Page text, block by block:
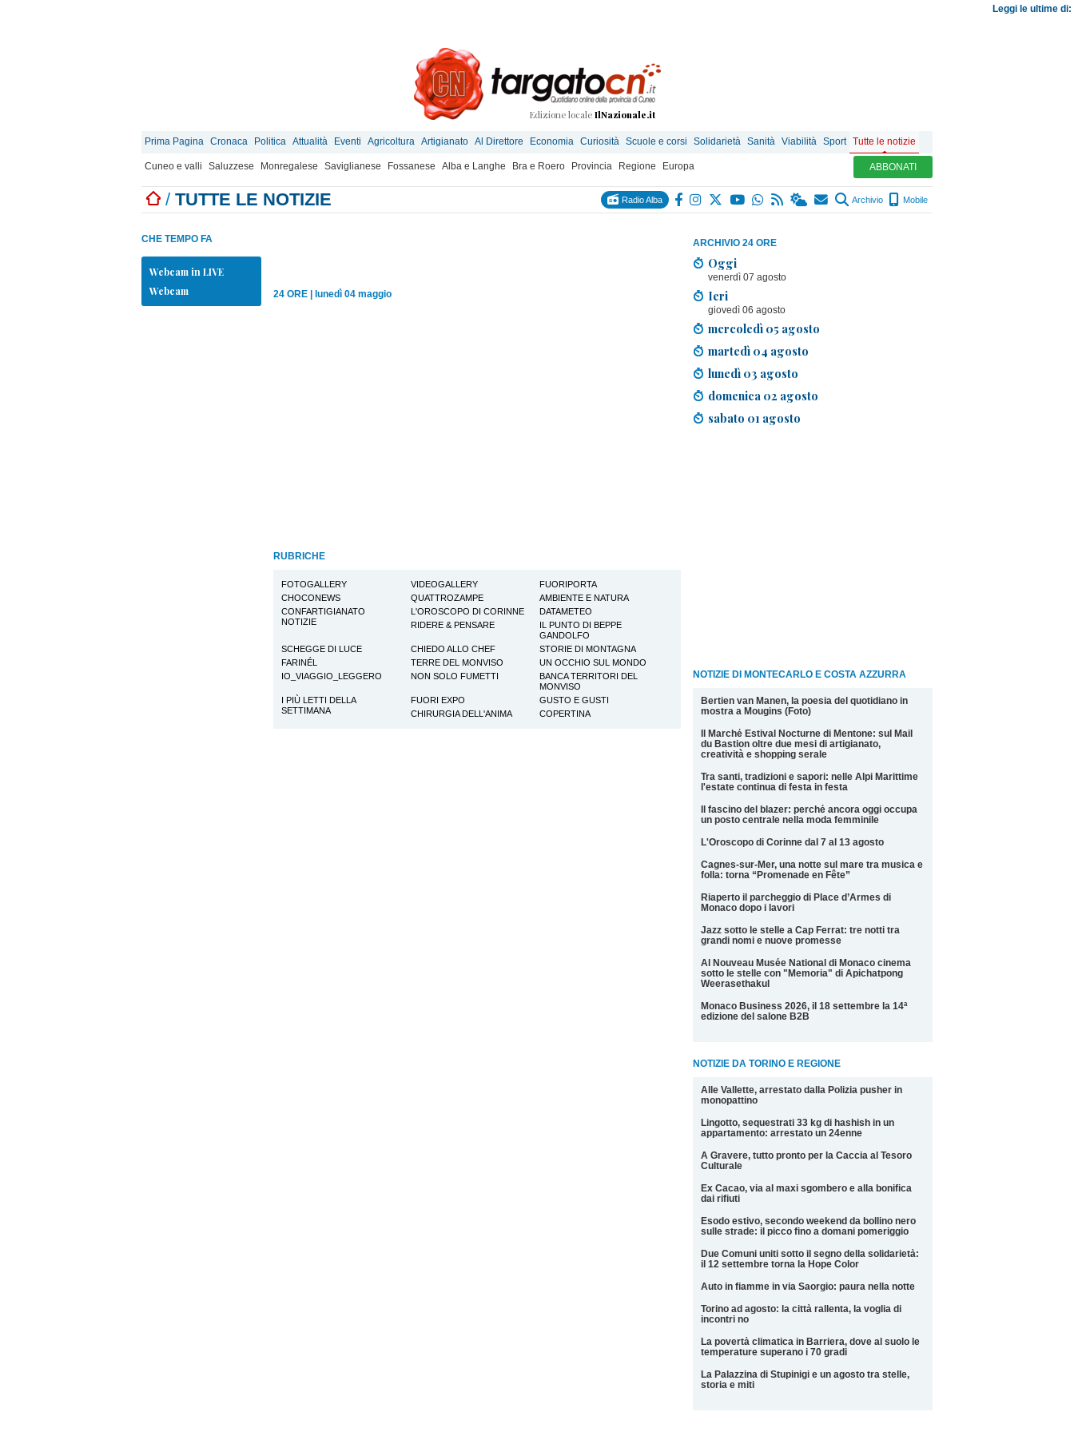
Leggi le ultime di:
Edizione locale IlNazionale.it
Prima Pagina Cronaca Politica Attualità Eventi Agricoltura Artigianato Al Direttore Economia Curiosità Scuole e corsi Solidarietà Sanità Viabilità Sport Tutte le notizie
Cuneo e valli Saluzzese Monregalese Saviglianese Fossanese Alba e Langhe Bra e Roero Provincia Regione Europa ABBONATI
/ TUTTE LE NOTIZIE Radio Alba Archivio Mobile
ARCHIVIO 24 ORE
Oggi
venerdì 07 agosto
Ieri
giovedì 06 agosto
mercoledì 05 agosto
martedì 04 agosto
lunedì 03 agosto
domenica 02 agosto
sabato 01 agosto
NOTIZIE DI MONTECARLO E COSTA AZZURRA
Bertien van Manen, la poesia del quotidiano in
mostra a Mougins (Foto)
Il Marché Estival Nocturne di Mentone: sul Mail
du Bastion oltre due mesi di artigianato,
creatività e shopping serale
Tra santi, tradizioni e sapori: nelle Alpi Marittime
l'estate continua di festa in festa
Il fascino del blazer: perché ancora oggi occupa
un posto centrale nella moda femminile
L'Oroscopo di Corinne dal 7 al 13 agosto
Cagnes-sur-Mer, una notte sul mare tra musica e
folla: torna “Promenade en Fête”
Riaperto il parcheggio di Place d’Armes di
Monaco dopo i lavori
Jazz sotto le stelle a Cap Ferrat: tre notti tra
grandi nomi e nuove promesse
Al Nouveau Musée National di Monaco cinema
sotto le stelle con "Memoria" di Apichatpong
Weerasethakul
Monaco Business 2026, il 18 settembre la 14ª
edizione del salone B2B
NOTIZIE DA TORINO E REGIONE
Alle Vallette, arrestato dalla Polizia pusher in
monopattino
Lingotto, sequestrati 33 kg di hashish in un
appartamento: arrestato un 24enne
A Gravere, tutto pronto per la Caccia al Tesoro
Culturale
Ex Cacao, via al maxi sgombero e alla bonifica
dai rifiuti
Esodo estivo, secondo weekend da bollino nero
sulle strade: il picco fino a domani pomeriggio
Due Comuni uniti sotto il segno della solidarietà:
il 12 settembre torna la Hope Color
Auto in fiamme in via Saorgio: paura nella notte
Torino ad agosto: la città rallenta, la voglia di
incontri no
La povertà climatica in Barriera, dove al suolo le
temperature superano i 70 gradi
La Palazzina di Stupinigi e un agosto tra stelle,
storia e miti
CHE TEMPO FA
Webcam in LIVE
Webcam
24 ORE lunedì 04 maggio
RUBRICHE
FOTOGALLERY VIDEOGALLERY
FUORIPORTA
CHOCONEWS
QUATTROZAMPE
AMBIENTE E NATURA
CONFARTIGIANATO
NOTIZIE
L'OROSCOPO DI CORINNE
DATAMETEO
RIDERE & PENSARE
IL PUNTO DI BEPPE
GANDOLFO
SCHEGGE DI LUCE
CHIEDO ALLO CHEF
STORIE DI MONTAGNA
FARINÉL
TERRE DEL MONVISO
UN OCCHIO SUL MONDO
IO_VIAGGIO_LEGGERO
NON SOLO FUMETTI
BANCA TERRITORI DEL
MONVISO
I PIÙ LETTI DELLA
SETTIMANA
FUORI EXPO
GUSTO E GUSTI
CHIRURGIA DELL'ANIMA
COPERTINA